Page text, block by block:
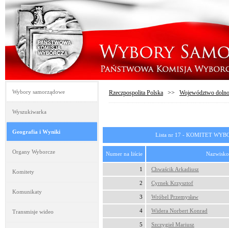
Wybory samorządowe
Wyszukiwarka
Geografia i Wyniki
Organy Wyborcze
Komitety
Komunikaty
Transmisje wideo
Rzeczpospolita Polska >> Województwo
Lista nr 17 - KOMITET
Numer na liście
1 Chwaścik Arkadiusz
2 Cyrnek Krzysztof
3 Wróbel Przemysław
4 Widera Norbert Konrad
5 Szczygieł Mariusz